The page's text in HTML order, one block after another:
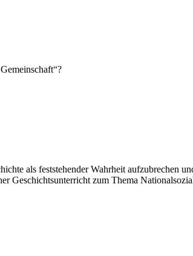
als feststehender Wahrheit aufzubrechen
zum Thema